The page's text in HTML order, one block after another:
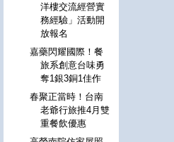
洋樓交流經營實
務經驗」活動開
放報名
嘉藥閃耀國際！餐
旅系創意台味勇
奪1銀3銅1佳作
春聚正當時！台南
老爺行旅推4月雙
重餐飲優惠